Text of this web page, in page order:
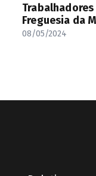
Freguesia da
08/05/2024